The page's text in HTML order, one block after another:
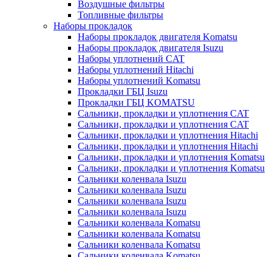
Воздушные фильтры
Топливные фильтры
Наборы прокладок
Наборы прокладок двигателя Komatsu
Наборы прокладок двигателя Isuzu
Наборы уплотнений CAT
Наборы уплотнений Hitachi
Наборы уплотнений Komatsu
Прокладки ГБЦ Isuzu
Прокладки ГБЦ KOMATSU
Сальники, прокладки и уплотнения CAT
Сальники, прокладки и уплотнения CAT
Сальники, прокладки и уплотнения Hitachi
Сальники, прокладки и уплотнения Hitachi
Сальники, прокладки и уплотнения Komatsu
Сальники, прокладки и уплотнения Komatsu
Сальники коленвала Isuzu
Сальники коленвала Isuzu
Сальники коленвала Isuzu
Сальники коленвала Isuzu
Сальники коленвала Komatsu
Сальники коленвала Komatsu
Сальники коленвала Komatsu